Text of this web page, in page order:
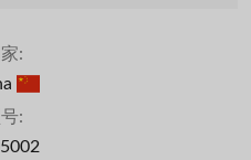
:
: